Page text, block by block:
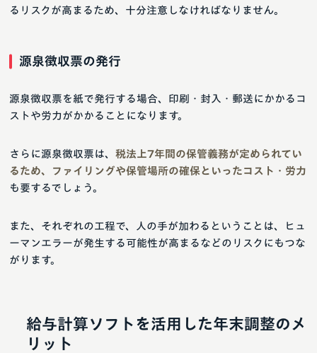
るリスクが高まるため、十分注意しなければなりません。
源泉徴収票の発行
源泉徴収票を紙で発行する場合、印刷・封入・郵送にかかるコ
ストや労力がかかることになります。
さらに源泉徴収票は、 税法上7年間の保管義務が定められてい
るため、ファイリングや保管場所の確保といったコスト・労力
も要するでしょう。
また、それぞれの工程で、人の手が加わるということは、ヒュ
ーマンエラーが発生する可能性が高まるなどのリスクにもつな
がります。
給与計算ソフトを活用した年末調整のメ
リット